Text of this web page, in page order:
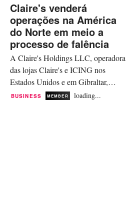
Claire's venderá
operações na América
do Norte em meio a
processo de falência
A Claire's Holdings LLC, operadora
das lojas Claire's e ICING nos
Estados Unidos e em Gibraltar,
firmou um acordo com uma afiliada
BUSINESS MEMBER loading...